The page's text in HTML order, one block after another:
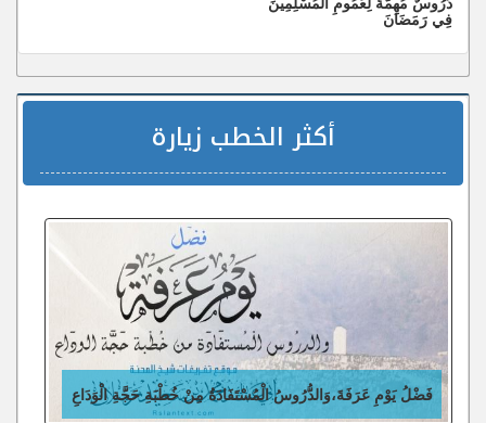
فِي رَمَضَانَ
أكثر الخطب زيارة
فَضْلُ يَوْمِ عَرَفَةَ،وَالدُّرُوسُ الْمُسْتَفَادَةُ مِنْ خُطْبَةِ حَجَّةِ الْوَدَاعِ